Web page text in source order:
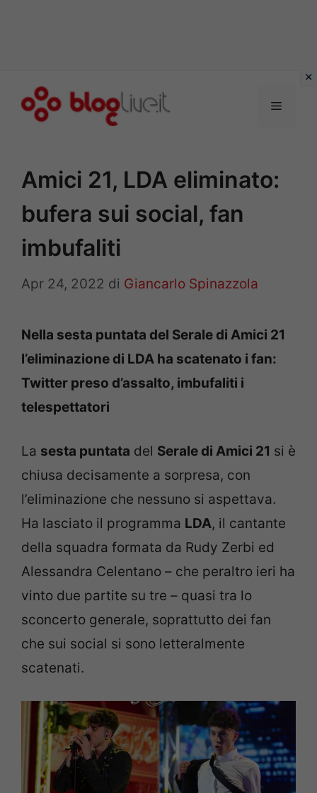
Menu
Amici 21, LDA eliminato:
bufera sui social, fan
imbufaliti
Apr 24, 2022 di Giancarlo Spinazzola
Nella sesta puntata del Serale di Amici 21
l’eliminazione di LDA ha scatenato i fan:
Twitter preso d’assalto, imbufaliti i
telespettatori
La sesta puntata del Serale di Amici 21 si è
chiusa decisamente a sorpresa, con
l’eliminazione che nessuno si aspettava.
Ha lasciato il programma LDA, il cantante
della squadra formata da Rudy Zerbi ed
Alessandra Celentano – che peraltro ieri ha
vinto due partite su tre – quasi tra lo
sconcerto generale, soprattutto dei fan
che sui social si sono letteralmente
scatenati.